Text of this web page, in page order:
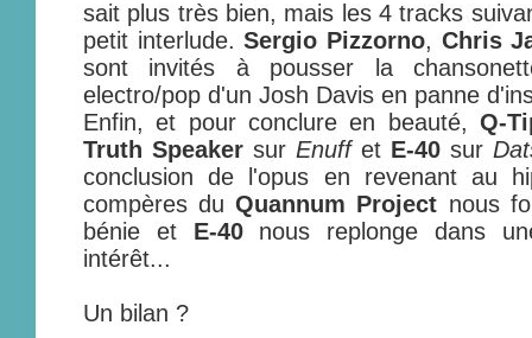
sait plus très bien, mais les 4 tracks
petit interlude.Sergio Pizzorno, Chris
sont invités à pousser la
electro/pop d'un Josh Davis en panne
Enfin, et pour conclure en beauté, Q-
Truth Speaker sur Enuffet E-40 sur
conclusion de l'opus en revenant au
compères duQuannum Project nous
bénie et E-40nous replonge dans
intérêt...
Un bilan ?